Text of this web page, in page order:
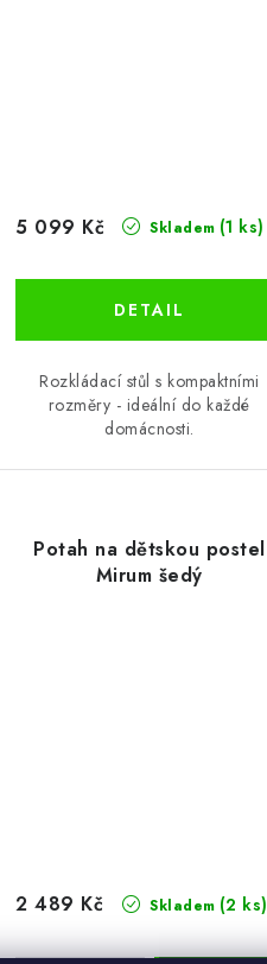
Skladem (1 ks)
5 099 Kč
Rozkládací stůl s kompaktními
rozměry - ideální do každé
domácnosti.
Potah na dětskou postel
Mirum šedý
Skladem (2 ks)
2 489 Kč